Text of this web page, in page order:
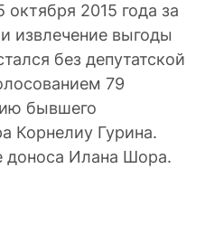
2015 года за
извлечение выгоды
без депутатской
79
бывшего
Корнелиу Гурина.
доноса Илана Шора.